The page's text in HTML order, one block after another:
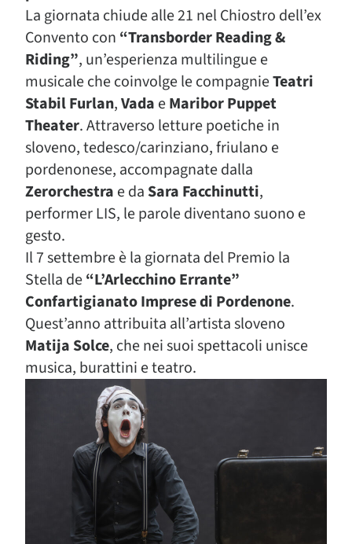
La giornata chiude alle 21 nel Chiostro dell’ex
Convento con “Transborder Reading &
Riding”, un’esperienza multilingue e
musicale che coinvolge le compagnieTeatri
Stabil Furlan,Vada eMaribor Puppet
Theater. Attraverso letture poetiche in
sloveno, tedesco/carinziano, friulano e
pordenonese, accompagnate dalla
Zerorchestra e da Sara Facchinutti,
performer LIS, le parole diventano suono e
gesto.
Il 7 settembre è la giornata del Premio la
Stella de“L’Arlecchino Errante”
Confartigianato Imprese di Pordenone.
Quest’anno attribuita all’artista sloveno
Matija Solce, che nei suoi spettacoli unisce
musica, burattini e teatro.